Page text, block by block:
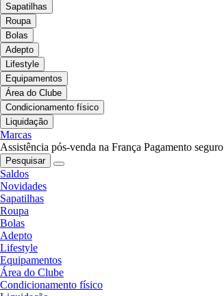
Sapatilhas
Roupa
Bolas
Adepto
Lifestyle
Equipamentos
Área do Clube
Condicionamento físico
Liquidação
Marcas
Assistência pós-venda na França Pagamento seguro
Pesquisar
Saldos
Novidades
Sapatilhas
Roupa
Bolas
Adepto
Lifestyle
Equipamentos
Área do Clube
Condicionamento físico